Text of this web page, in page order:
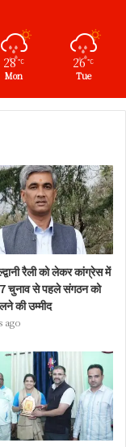
28℃
Mon
26℃
Tue
रैली को लेकर कांग्रेस में
चुनाव से पहले संगठन को
की उम्मीद
ago